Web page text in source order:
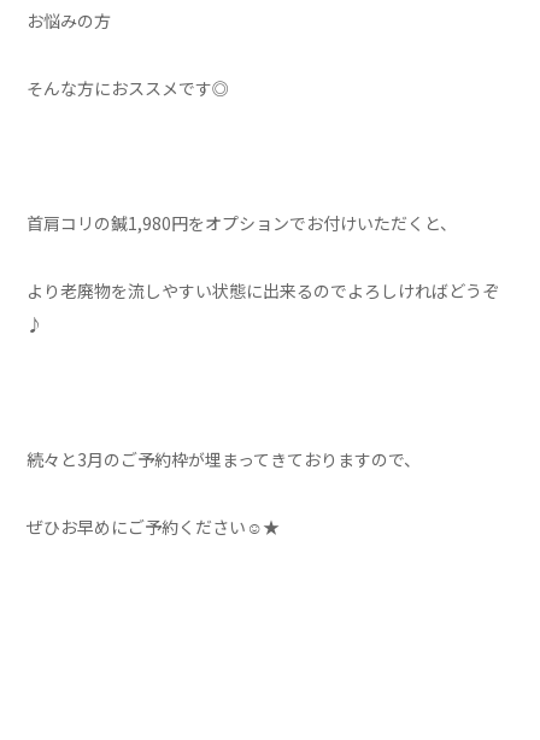
お悩みの方
そんな方におススメです◎
首肩コリの鍼1,980円をオプションでお付けいただくと、
より老廃物を流しやすい状態に出来るのでよろしければどうぞ
♪
続々と3月のご予約枠が埋まってきておりますので、
ぜひお早めにご予約ください☺★